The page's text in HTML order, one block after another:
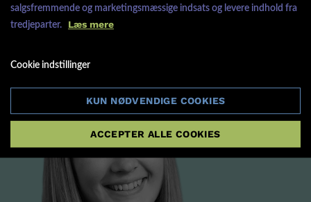
salgsfremmende og marketingsmæssige indsats og levere indhold fra
tredjeparter. Læs mere
Cookie indstillinger
KUN NØDVENDIGE COOKIES
ACCEPTER ALLE COOKIES